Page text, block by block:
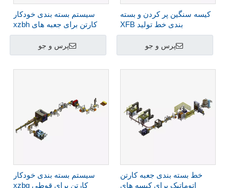
کیسه سنگین پر کردن و بسته
بندی خط تولید XFB
پرس و جو
سیستم بسته بندی خودکار
کارتن برای جعبه های xzbh
پرس و جو
خط بسته بندی جعبه کارتن
اتوماتیک برای کیسه های
سیستم بسته بندی خودکار
کارتن برای قوطی xzbg